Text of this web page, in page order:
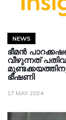
NEWS
ഭീമൻ
വീഴുന്നത്
ഭീഷണി
17 MAY 2024